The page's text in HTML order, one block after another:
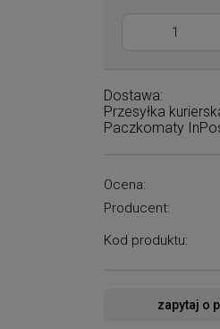
Dostawa:
Przesyłka
Paczkomaty
Ocena:
Producent:
Kod produktu:
zapytaj o